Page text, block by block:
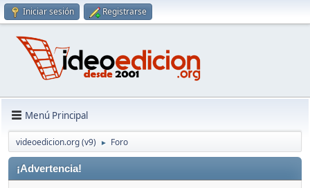
Iniciar sesión Registrarse
Menú Principal
videoedicion.org (v9) ► Foro
¡Advertencia!